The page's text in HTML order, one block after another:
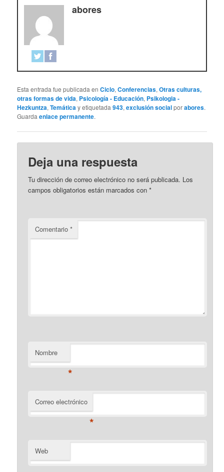
abores
Esta entrada fue publicada enCiclo,Conferencias,Otras culturas,
otras formas de vida, Psicología - Educación, Psikologia -
Hezkuntza,Temáticay etiquetada943,exclusión socialporabores.
Guardaenlace permanente.
Deja una respuesta
Tu dirección de correo electrónico no será publicada. Los
campos obligatorios están marcados con*
Comentario*
Nombre
*
Correo electrónico
*
Web